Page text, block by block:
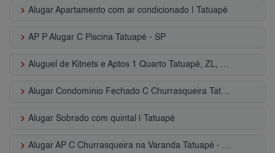
keyboard_arrow_right Alugar Apartamento com ar condicionado | Tatuapé
keyboard_arrow_right AP P Alugar C Piscina Tatuapé - SP
keyboard_arrow_right Aluguel de Kitnets e Aptos 1 Quarto Tatuapé, ZL, SP
keyboard_arrow_right Alugar Condomínio Fechado C Churrasqueira Tatuapé - SP
keyboard_arrow_right Alugar Sobrado com quintal | Tatuapé
keyboard_arrow_right Alugar AP C Churrasqueira na Varanda Tatuapé - SP